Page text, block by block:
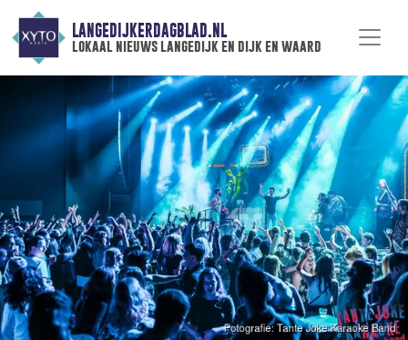
LANGEDIJKERDAGBLAD.NL
lokaal nieuws langedijk en dijk en waard